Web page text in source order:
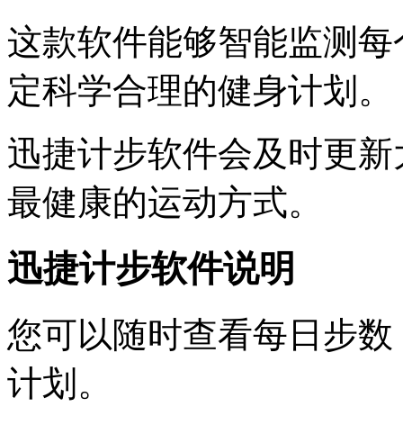
这款软件能够智能监测
定科学合理的健身计划。
迅捷计步软件会及时更
最健康的运动方式。
迅捷计步软件说明
您可以随时查看每日步
计划。